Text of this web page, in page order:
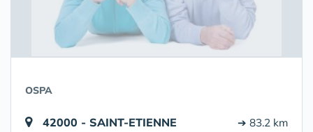
OSPA
42000 - SAINT-ETIENNE ➔ 83.2 km